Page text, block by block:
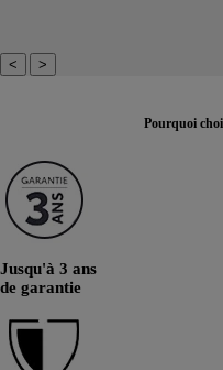
< >
Pourquoi
Jusqu'à 3 ans
de garantie